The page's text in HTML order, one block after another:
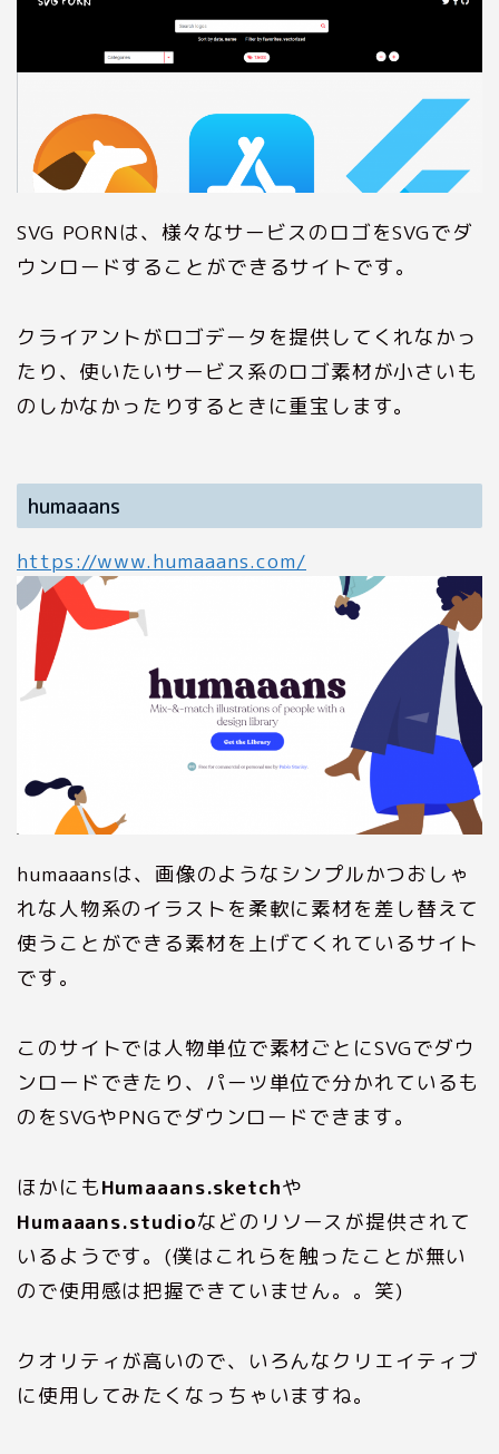
SVG PORNは、様々なサービスのロゴをSVGでダ
ウンロードすることができるサイトです。
クライアントがロゴデータを提供してくれなかっ
たり、使いたいサービス系のロゴ素材が小さいも
のしかなかったりするときに重宝します。
humaaans
https://www.humaaans.com/
humaaansは、画像のようなシンプルかつおしゃ
れな人物系のイラストを柔軟に素材を差し替えて
使うことができる素材を上げてくれているサイト
です。
このサイトでは人物単位で素材ごとにSVGでダウ
ンロードできたり、パーツ単位で分かれているも
のをSVGやPNGでダウンロードできます。
ほかにもHumaaans.sketchや
Humaaans.studioなどのリソースが提供されて
いるようです。(僕はこれらを触ったことが無い
ので使用感は把握できていません。。笑)
クオリティが高いので、いろんなクリエイティブ
に使用してみたくなっちゃいますね。